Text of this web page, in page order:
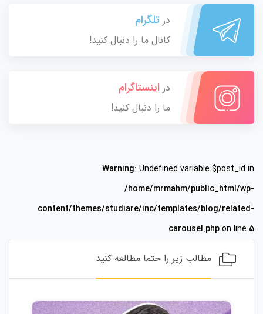
در تلگرام
کانال ما را دنبال کنید!
در اینستاگرام
ما را دنبال کنید!
Warning: Undefined variable $post_id in
/home/mrmahm/public_html/wp-
content/themes/studiare/inc/templates/blog/related-
carousel.phpon line 5
مطالب زیر را حتما مطالعه کنید